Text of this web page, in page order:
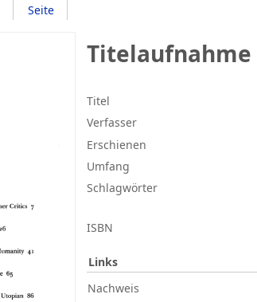
Seite
Titelaufnahme
Titel
Verfasser
Erschienen
Umfang
Schlagwörter
ISBN
Links
Nachweis